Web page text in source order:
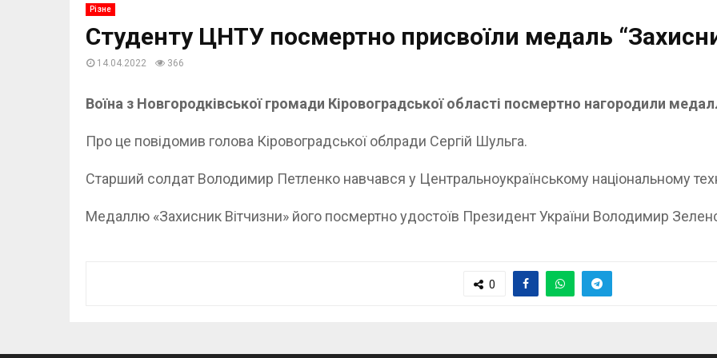
Різне
Студенту ЦНТУ посмертно присвоїли медаль
14.04.2022 366
Воїна з Новгородківської громади Кіровоградської області посмертно нагородили
Про це повідомив голова Кіровоградської облради Сергій Шульга.
Старший солдат Володимир Петленко навчався у Центральноукраїнському національному
Медаллю «Захисник Вітчизни» його посмертно удостоїв Президент України Володимир
0